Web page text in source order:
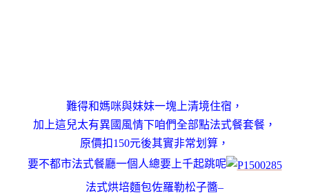
難得和媽咪與妹妹一塊上清境住宿，
加上這兒太有異國風情下咱們全部點法式餐套餐，
原價扣150元後其實非常划算，
要不都市法式餐廳一個人總要上千起跳呢
法式烘培麵包佐羅勒松子醬–